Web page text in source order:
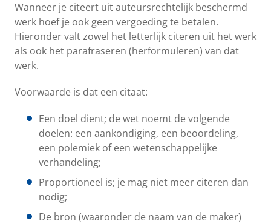
Wanneer je citeert uit auteursrechtelijk beschermd
werk hoef je ook geen vergoeding te betalen.
Hieronder valt zowel het letterlijk citeren uit het werk
als ook het parafraseren (herformuleren) van dat
werk.
Voorwaarde is dat een citaat:
Een doel dient; de wet noemt de volgende
doelen: een aankondiging, een beoordeling,
een polemiek of een wetenschappelijke
verhandeling;
Proportioneel is; je mag niet meer citeren dan
nodig;
De bron (waaronder de naam van de maker)